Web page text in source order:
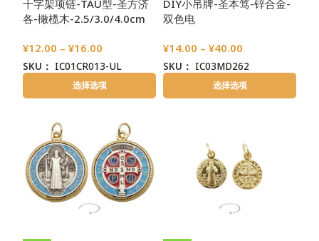
十字架项链-TAU型-圣方济
各-橄榄木-2.5/3.0/4.0cm
¥12.00 – ¥16.00
SKU： IC01CR013-UL
选择选项
DIY小吊牌-圣本笃-锌合金-
双色电
¥14.00 – ¥40.00
SKU： IC03MD262
选择选项